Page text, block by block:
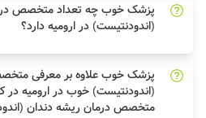
پزشک خوب چه تعداد متخصص
(اندودنتیست) در ارومیه دارد؟
پزشک خوب علاوه بر معرفی
(اندودنتیست) خوب در ارومیه در
متخصص درمان ریشه دندان